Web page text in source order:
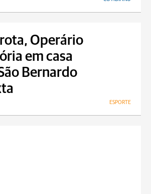
Operário
em casa
Bernardo
ESPORTE